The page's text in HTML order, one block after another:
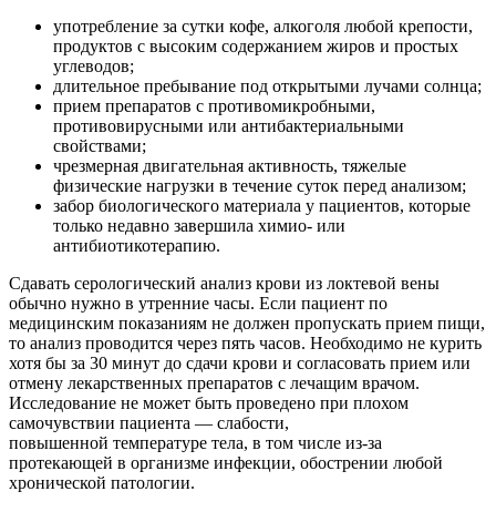
употребление за сутки кофе, алкоголя любой крепости,
продуктов с высоким содержанием жиров и простых
углеводов;
длительное пребывание под открытыми лучами солнца;
прием препаратов с противомикробными,
противовирусными или антибактериальными
свойствами;
чрезмерная двигательная активность, тяжелые
физические нагрузки в течение суток перед анализом;
забор биологического материала у пациентов, которые
только недавно завершила химио- или
антибиотикотерапию.
Сдавать серологический анализ крови из локтевой вены
обычно нужно в утренние часы. Если пациент по
медицинским показаниям не должен пропускать прием пищи,
то анализ проводится через пять часов. Необходимо не курить
хотя бы за 30 минут до сдачи крови и согласовать прием или
отмену лекарственных препаратов с лечащим врачом.
Исследование не может быть проведено при плохом
самочувствии пациента — слабости,
повышенной температуре тела, в том числе из-за
протекающей в организме инфекции, обострении любой
хронической патологии.